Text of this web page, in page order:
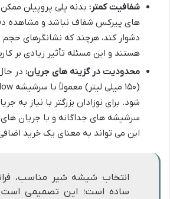
شفافیت کمتر: بدنه پلی پروپیلن
های پیرکس شفاف نباشد و مشاهده
دشوار کند، هرچند که نشانگرهای
هستند و این مسئله تأثیر زیادی بر
محدودیت در گزینه های جریان: در
شود. برای نوزادان بزرگتر با نیاز به
سرشیشه های جداگانه و با جریان
این می تواند به معنای یک خرید
انتخاب شیشه شیر مناسب،
ساده است؛ این تصمیمی است